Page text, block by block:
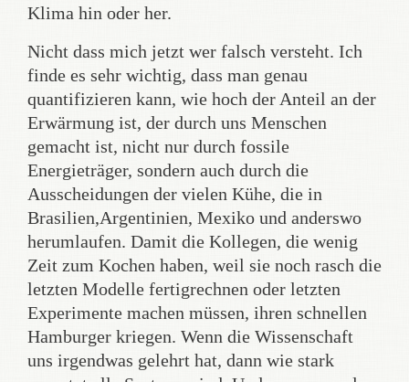
Klima hin oder her.
Nicht dass mich jetzt wer falsch versteht. Ich
finde es sehr wichtig, dass man genau
quantifizieren kann, wie hoch der Anteil an der
Erwärmung ist, der durch uns Menschen
gemacht ist, nicht nur durch fossile
Energieträger, sondern auch durch die
Ausscheidungen der vielen Kühe, die in
Brasilien,Argentinien, Mexiko und anderswo
herumlaufen. Damit die Kollegen, die wenig
Zeit zum Kochen haben, weil sie noch rasch die
letzten Modelle fertigrechnen oder letzten
Experimente machen müssen, ihren schnellen
Hamburger kriegen. Wenn die Wissenschaft
uns irgendwas gelehrt hat, dann wie stark